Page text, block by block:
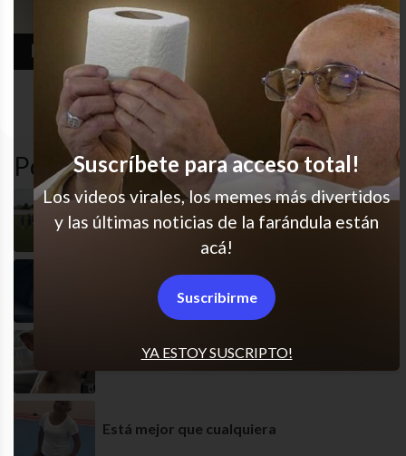
blooper funny
gas
pimienta
Popular en LVI
Súper blooper
Profundo ese sueño
Cuando voy de copiloto
Está mejor que cualquiera
YA ESTOY SUSCRIPTO!
Suscríbete para acceso total!
Los videos virales, los memes más divertidos
y las últimas noticias de la farándula están
acá!
Suscribirme